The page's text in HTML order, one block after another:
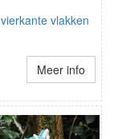
vlakken
Meer info